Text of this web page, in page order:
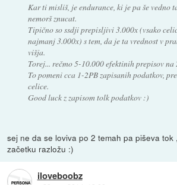
Kar ti misliš, je endurance, ki je pa še vedno
nemorš znucat.
Tipično so ssdji prepisljivi 3.000x (vsako
najmanj 3.000x) s tem, da je ta vrednost v
višja.
Torej... rečmo 5-10.000 efektinih prepisov na
To pomeni cca 1-2PB zapisanih podatkov,
celice.
Good luck z zapisom tolk podatkov :)
sej ne da se loviva po 2 temah pa piševa tok
začetku razložu :)
iloveboobz